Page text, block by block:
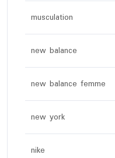
musculation
new balance
new balance femme
new york
nike